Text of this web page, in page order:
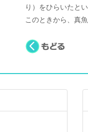
り）をひらいたと
このときから、真